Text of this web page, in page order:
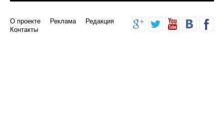
О проекте Реклама
Редакция
Контакты